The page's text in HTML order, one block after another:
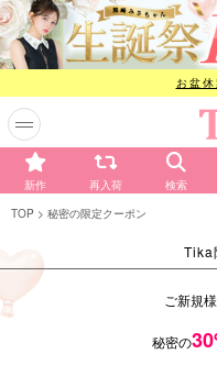
お盆
新作 再入荷 検索
TOP 秘密の限定クーポン
Tika
ご新規
秘密の